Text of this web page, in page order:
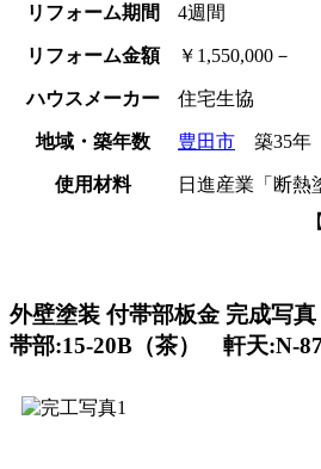
リフォーム期間 4週間
リフォーム金額 ￥1,550,000－
ハウスメーカー 住宅生協
地域・築年数 豊田市 築35年
使用材料
日進産業「断
外壁塗装 付帯部板金 完成写
帯部:15-20B（茶） 軒天:N-87